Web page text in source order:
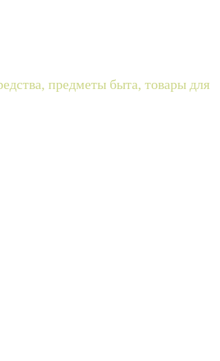
предметы быта, товары для